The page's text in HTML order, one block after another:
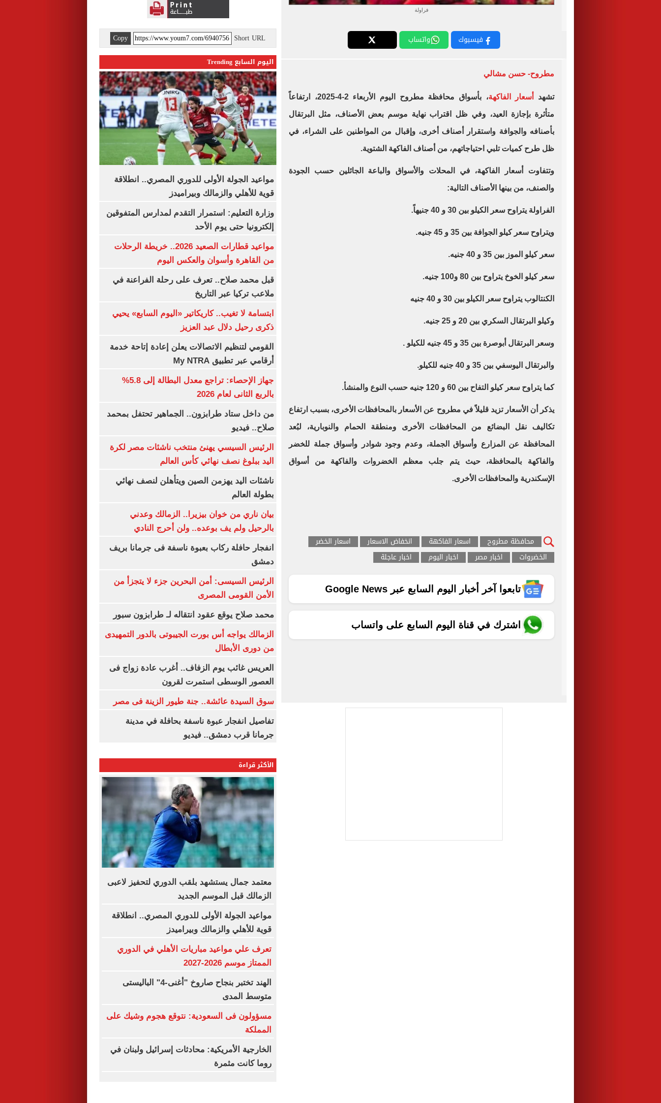
فراولة
فيسبوك واتساب
مطروح- حسن مشالي
تشهد أسعار الفاكهة ، بأسواق محافظة مطروح اليوم الأربعاء 2-4-2025، ارتفاعاً
متأثرة بإجازة العيد، وفي ظل اقتراب نهاية موسم بعض الأصناف، مثل البرتقال
بأصنافه والجوافة واستقرار أصناف أخرى، وإقبال من المواطنين على الشراء، في
ظل طرح كميات تلبي احتياجاتهم، من أصناف الفاكهة الشتوية.
وتتفاوت أسعار الفاكهة، في المحلات والأسواق والباعة الجائلين حسب الجودة
والصنف، من بينها الأصناف التالية:
الفراولة يتراوح سعر الكيلو بين 30 و 40 جنيهاً.
ويتراوح سعر كيلو الجوافة بين 35 و 45 جنيه.
سعر كيلو الموز بين 35 و 40 جنيه.
سعر كيلو الخوخ يتراوح بين 80 و100 جنيه.
الكنتالوب يتراوح سعر الكيلو بين 30 و 40 جنيه
وكيلو البرتقال السكري بين 20 و 25 جنيه.
وسعر البرتقال أبوصرة بين 35 و 45 جنيه للكيلو .
والبرتقال اليوسفي بين 35 و 40 جنيه للكيلو.
كما يتراوح سعر كيلو التفاح بين 60 و 120 جنيه حسب النوع والمنشأ.
يذكر أن الأسعار تزيد قليلاً في مطروح عن الأسعار بالمحافظات الأخرى، بسبب ارتفاع
تكاليف نقل البضائع من المحافظات الأخرى ومنطقة الحمام والنوبارية، لبُعد
المحافظة عن المزارع وأسواق الجملة، وعدم وجود شوادر وأسواق جملة للخضر
والفاكهة بالمحافظة، حيث يتم جلب معظم الخضروات والفاكهة من أسواق
الإسكندرية والمحافظات الأخرى.
محافظة مطروح اسعار الفاكهة انخفاض الاسعار
اسعار الخضر
الخضروات
اخبار مصر اخبار اليوم اخبار عاجلة
تابعوا آخر أخبار اليوم السابع عبر Google News
اشترك في قناة اليوم السابع على واتساب
Short URL
Copy
اليوم السابع Trending
مواعيد الجولة الأولى للدوري المصري.. انطلاقة
قوية للأهلي والزمالك وبيراميدز
وزارة التعليم: استمرار التقدم لمدارس المتفوقين
إلكترونيا حتى يوم الأحد
مواعيد قطارات الصعيد 2026.. خريطة الرحلات
من القاهرة وأسوان والعكس اليوم
قبل محمد صلاح.. تعرف على رحلة الفراعنة في
ملاعب تركيا عبر التاريخ
ابتسامة لا تغيب.. كاريكاتير «اليوم السابع» يحيي
ذكرى رحيل دلال عبد العزيز
القومي لتنظيم الاتصالات يعلن إعادة إتاحة خدمة
أرقامي عبر تطبيق My NTRA
جهاز الإحصاء: تراجع معدل البطالة إلى 5.8%
بالربع الثانى لعام 2026
من داخل ستاد طرابزون.. الجماهير تحتفل بمحمد
صلاح.. فيديو
الرئيس السيسي يهنئ منتخب ناشئات مصر لكرة
اليد ببلوغ نصف نهائي كأس العالم
ناشئات اليد يهزمن الصين ويتأهلن لنصف نهائي
بطولة العالم
بيان ناري من خوان بيزيرا.. الزمالك وعدني
بالرحيل ولم يف بوعده.. ولن أحرج النادي
انفجار حافلة ركاب بعبوة ناسفة فى جرمانا بريف
دمشق
الرئيس السيسى: أمن البحرين جزء لا يتجزأ من
الأمن القومى المصرى
محمد صلاح يوقع عقود انتقاله لـ طرابزون سبور
الزمالك يواجه أس بورت الجيبوتى بالدور التمهيدى
من دورى الأبطال
العريس غائب يوم الزفاف.. أغرب عادة زواج فى
العصور الوسطى استمرت لقرون
سوق السيدة عائشة.. جنة طيور الزينة فى مصر
تفاصيل انفجار عبوة ناسفة بحافلة في مدينة
جرمانا قرب دمشق.. فيديو
الأكثر قراءة
معتمد جمال يستشهد بلقب الدوري لتحفيز لاعبى
الزمالك قبل الموسم الجديد
مواعيد الجولة الأولى للدوري المصري.. انطلاقة
قوية للأهلي والزمالك وبيراميدز
تعرف علي مواعيد مباريات الأهلي في الدوري
الممتاز موسم 2026-2027
الهند تختبر بنجاح صاروخ "أغنى-4" الباليستى
متوسط المدى
مسؤولون فى السعودية: نتوقع هجوم وشيك على
المملكة
الخارجية الأمريكية: محادثات إسرائيل ولبنان في
روما كانت مثمرة